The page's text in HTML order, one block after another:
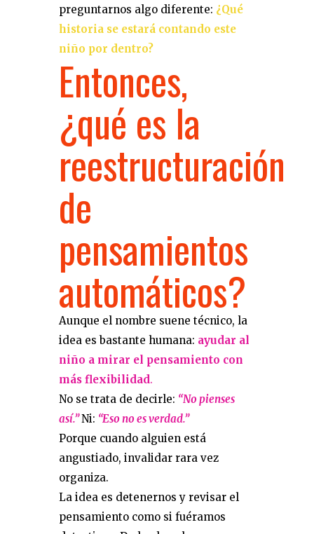
preguntarnos algo diferente: ¿Qué
historia se estará contando este
niño por dentro?
Entonces,
¿qué es la
reestructuración
de
pensamientos
automáticos?
Aunque el nombre suene técnico, la
idea es bastante humana: ayudar al
niño a mirar el pensamiento con
más flexibilidad.
No se trata de decirle: “No pienses
así.”Ni: “Eso no es verdad.”
Porque cuando alguien está
angustiado, invalidar rara vez
organiza.
La idea es detenernos y revisar el
pensamiento como si fuéramos